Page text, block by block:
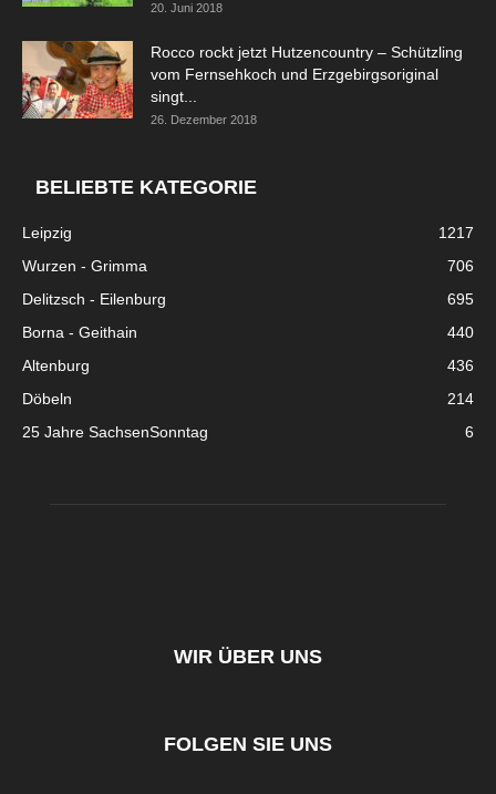
20. Juni 2018
Rocco rockt jetzt Hutzencountry – Schützling
vom Fernsehkoch und Erzgebirgsoriginal
singt...
26. Dezember 2018
BELIEBTE KATEGORIE
Leipzig
1217
Wurzen - Grimma
706
Delitzsch - Eilenburg
695
Borna - Geithain
440
Altenburg
436
Döbeln
214
25 Jahre SachsenSonntag
6
WIR ÜBER UNS
FOLGEN SIE UNS